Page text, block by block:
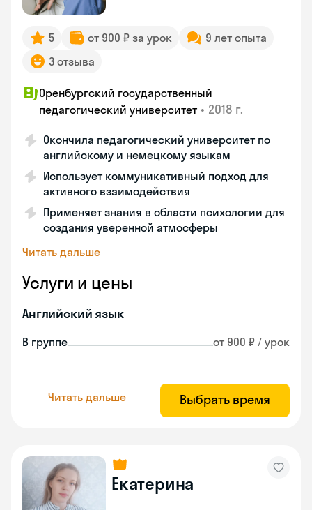
5 от 900 ₽ за урок
9 лет опыта
3 отзыва
Оренбургский государственный
педагогический университет • 2018 г.
Окончила педагогический университет по
английскому и немецкому языкам
Использует коммуникативный подход для
активного взаимодействия
Применяет знания в области психологии для
создания уверенной атмосферы
Читать дальше
Услуги и цены
Английский язык
В группе от 900 ₽ / урок
Читать дальше Выбрать время
Екатерина